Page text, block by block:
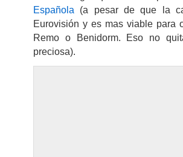
Española (a pesar de que la
Eurovisión y es mas viable para
Remo o Benidorm. Eso no
preciosa).